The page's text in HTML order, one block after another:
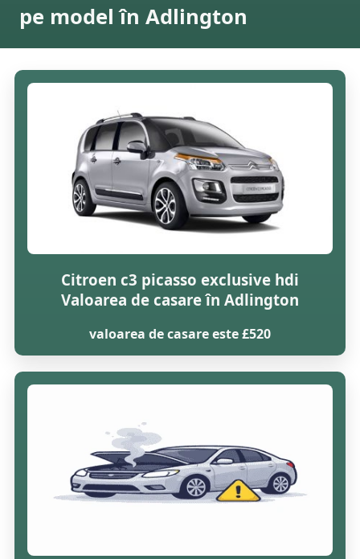
pe model în Adlington
Citroen c3 picasso exclusive hdi
Valoarea de casare în Adlington
valoarea de casare este £520